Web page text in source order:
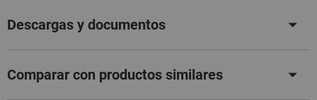
Descargas y documentos
Comparar con productos similares